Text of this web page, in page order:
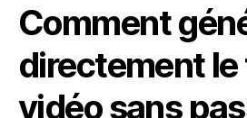
Comment
directement
vidéo sans